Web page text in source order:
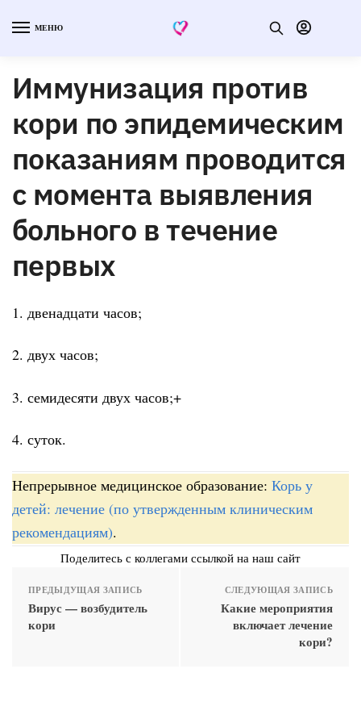
МЕНЮ
Иммунизация против
кори по эпидемическим
показаниям проводится
с момента выявления
больного в течение
первых
1. двенадцати часов;
2. двух часов;
3. семидесяти двух часов;+
4. суток.
Непрерывное медицинское образование: Корь у
детей: лечение (по утвержденным клиническим
рекомендациям).
Поделитесь с коллегами ссылкой на наш сайт
ПРЕДЫДУЩАЯ ЗАПИСЬ
Вирус — возбудитель
кори
СЛЕДУЮЩАЯ ЗАПИСЬ
Какие мероприятия
включает лечение
кори?